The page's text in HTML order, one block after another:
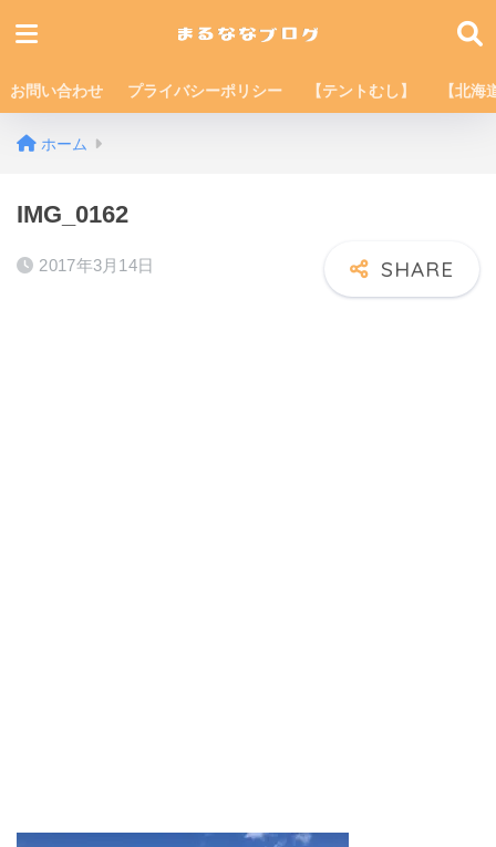
お問い合わせ プライバシーポリシー 【テントむし】 【北海
ホーム
IMG_0162
2017年3月14日